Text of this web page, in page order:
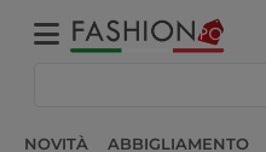
NOVITÀ ABBIGLIAMENTO